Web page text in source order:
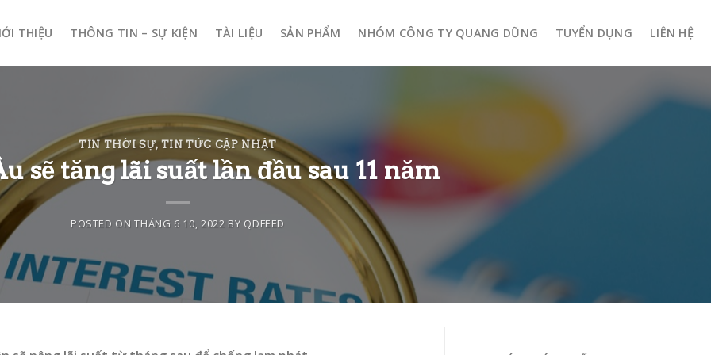
THIỆU THÔNG TIN – SỰ KIỆN TÀI LIỆU SẢN PHẨM NHÓM CÔNG TY QUANG DŨNG TUYỂN DỤNG LIÊN HỆ
TIN THỜI SỰ, TIN TỨC CẬP NHẬT
sẽ tăng lãi suất lần đầu sau 11 năm
POSTED ONTHÁNG 6 10, 2022 BY QDFEED